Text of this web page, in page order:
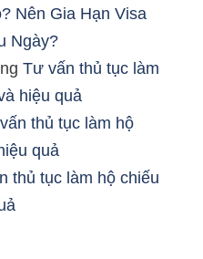
Nên Gia Hạn Visa
Ngày?
Tư vấn thủ tục làm
hiệu quả
thủ tục làm hộ
quả
thủ tục làm hộ chiếu